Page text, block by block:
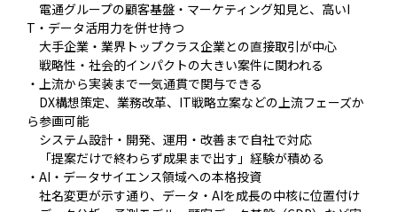
電通グループの顧客基盤・マーケティング知見と、高いI
T・データ活用力を併せ持つ
大手企業・業界トップクラス企業との直接取引が中心
戦略性・社会的インパクトの大きい案件に関われる
・上流から実装まで一気通貫で関与できる
DX構想策定、業務改革、IT戦略立案などの上流フェーズか
ら参画可能
システム設計・開発、運用・改善まで自社で対応
「提案だけで終わらず成果まで出す」経験が積める
・AI・データサイエンス領域への本格投資
社名変更が示す通り、データ・AIを成長の中核に位置付け